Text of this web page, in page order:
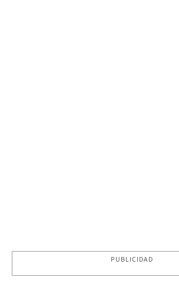
PUBLICIDAD